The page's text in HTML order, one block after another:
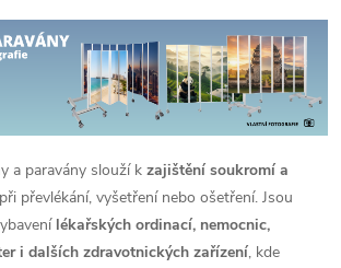
a paravány slouží k zajištění soukromí a
při převlékání, vyšetření nebo ošetření. Jsou
lékařských ordinací, nemocnic,
i dalších zdravotnických zařízení, kde